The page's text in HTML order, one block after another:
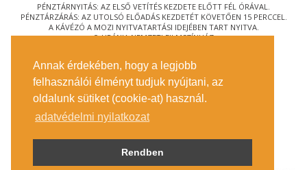
Annak érdekében, hogy a legjobb
felhasználói élményt tudjuk nyújtani, az
oldalunk sütiket (cookie-at) használ.
adatvédelmi nyilatkozat
Rendben
PÉNZTÁRNYITÁS: AZ ELSŐ VETÍTÉS KEZDETE ELŐTT FÉL ÓRÁVAL.
PÉNZTÁRZÁRÁS: AZ UTOLSÓ ELŐADÁS KEZDETÉT KÖVETŐEN 15 PERCCEL.
A KÁVÉZÓ A MOZI NYITVATARTÁSI IDEJÉBEN TART NYITVA.
© URÁNIA NEMZETI FILMSZÍNHÁZ
1088 BUDAPEST, RÁKÓCZI ÚT 21.
MEGKÖZELÍTÉS
JEGYINFORMÁCIÓ
ÍRJON NEKÜNK!
KÖZÉRDEKŰ ADATOK